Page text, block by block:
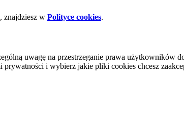
znajdziesz w Polityce cookies.
uwagę na przestrzeganie prawa użytkowników
i wybierz jakie pliki cookies chcesz